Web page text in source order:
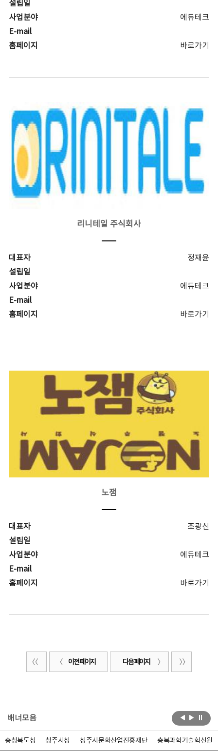
설립일
사업분야
에듀테크
E-mail
홈페이지
바로가기
리니테일 주식회사
대표자
정재윤
설립일
사업분야
에듀테크
E-mail
홈페이지
바로가기
노잼
대표자
조광신
설립일
사업분야
에듀테크
E-mail
홈페이지
바로가기
이전 페이지 다음 페이지
배너모음
충청북도청 청주시청 청주시문화산업진흥재단 충북과학기술혁신원